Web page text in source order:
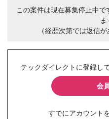
この案件は現在募集停止中
ま
（経歴次第では返信
テックダイレクトに登録し
会
すでにアカウント